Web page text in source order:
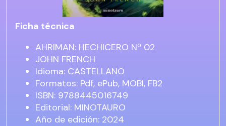
Ficha técnica
AHRIMAN: HECHICERO Nº 02
JOHN FRENCH
Idioma: CASTELLANO
Formatos: Pdf, ePub, MOBI, FB2
ISBN: 9788445016749
Editorial: MINOTAURO
Año de edición: 2024